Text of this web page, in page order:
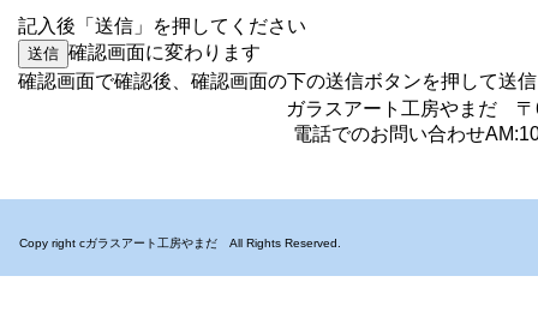
記入後「送信」を押してください
確認画面に変わります
確認画面で確認後、確認画面の下の送信ボタンを
ガラスアート工房やまだ
電話でのお問い合わせ
Copy right cガラスアート工房やまだ All Rights Reserved.